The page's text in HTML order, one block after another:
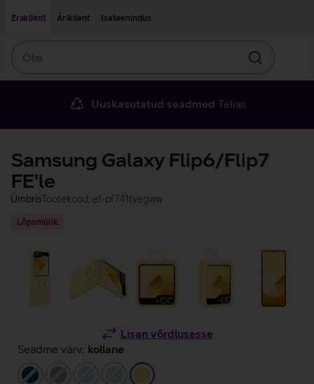
Eraklient
Äriklient Iseteenindus
Otsin
Uuskasutatud seadmed Telias
Samsung Galaxy Flip6/Flip7
FE'le
ÜmbrisTootekood: ef-pf741tyegww
Lõpumüük
Lisan võrdlusesse
Seadme värv: kollane
tumesinine
hall helesinineheleroheline
kollane